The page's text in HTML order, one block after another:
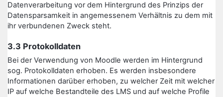
Datenverarbeitung vor dem Hintergrund des Prinzips der
Datensparsamkeit in angemessenem Verhältnis zu dem mit
ihr verbundenen Zweck steht.
3.3 Protokolldaten
Bei der Verwendung von Moodle werden im Hintergrund
sog. Protokolldaten erhoben. Es werden insbesondere
Informationen darüber erhoben, zu welcher Zeit mit welcher
IP auf welche Bestandteile des LMS und auf welche Profile